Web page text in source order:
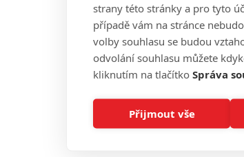
strany této stránky a pro tyto
případě vám na stránce
volby souhlasu se budou
odvolání souhlasu můžete
kliknutím na tlačítko Správa
Přijmout vše